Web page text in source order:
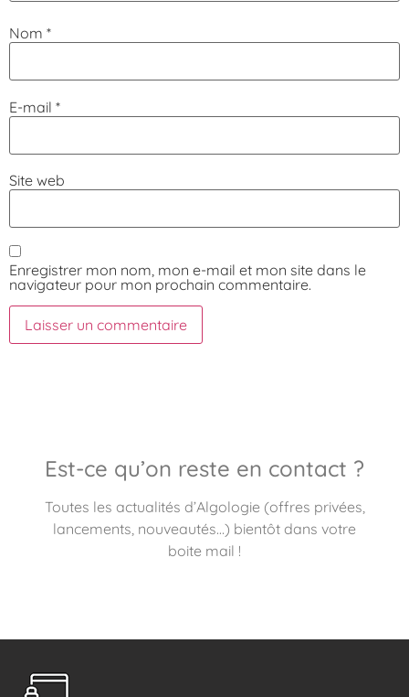
Nom *
E-mail *
Site web
Enregistrer mon nom, mon e-mail et mon site dans le
navigateur pour mon prochain commentaire.
Est-ce qu’on reste en contact ?
Toutes les actualités d’Algologie (offres privées,
lancements, nouveautés…) bientôt dans votre
boite mail !